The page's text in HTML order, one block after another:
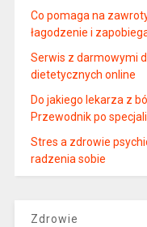
Co pomaga na
łagodzenie i
Serwis z darmowymi
dietetycznych online
Do jakiego lekarza z
Przewodnik po
Stres a zdrowie
radzenia sobie
Zdrowie